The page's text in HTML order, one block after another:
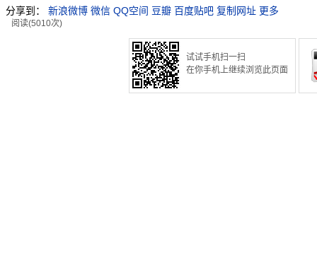
分享到： 新浪微博 微信 QQ空间 豆瓣 百度贴吧 复制网址 更多
阅读(5010次)
试试手机扫一扫
在你手机上继续浏览此页面